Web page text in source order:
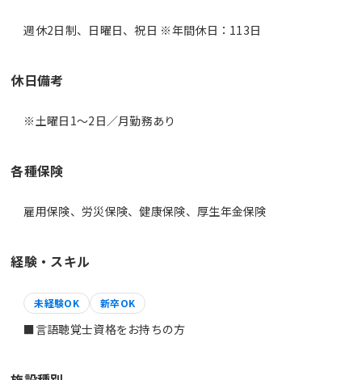
週休2日制、日曜日、祝日 ※年間休日：113日
休日備考
※土曜日1～2日／月勤務あり
各種保険
雇用保険、労災保険、健康保険、厚生年金保険
経験・スキル
未経験OK 新卒OK
■言語聴覚士資格をお持ちの方